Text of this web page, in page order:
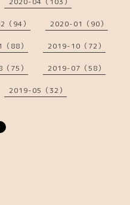
94） 2020-01（90）
88） 2019-10（72）
75） 2019-07（58）
2019-05（32）